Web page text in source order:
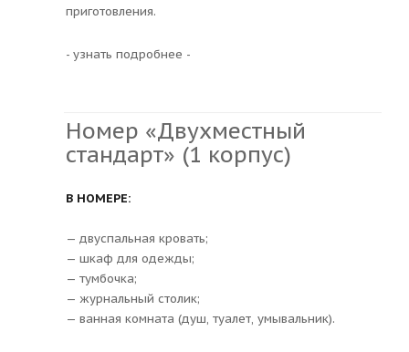
приготовления.
- узнать подробнее -
Номер «Двухместный
стандарт» (1 корпус)
В НОМЕРЕ:
— двуспальная кровать;
— шкаф для одежды;
— тумбочка;
— журнальный столик;
— ванная комната (душ, туалет, умывальник).